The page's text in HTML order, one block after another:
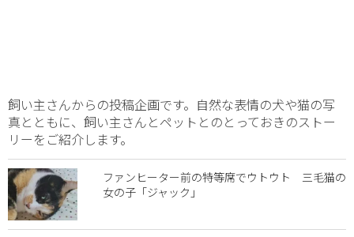
飼い主さんからの投稿企画です。自然な表情の犬や猫の写
真とともに、飼い主さんとペットとのとっておきのストー
リーをご紹介します。
ファンヒーター前の特等席でウトウト 三毛猫の
女の子「ジャック」